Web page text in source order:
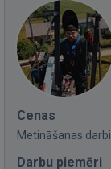
Cenas
Metināšanas darbi
Darbu piemēri